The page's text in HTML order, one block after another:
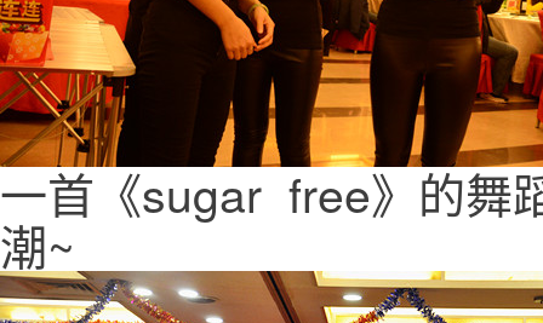
一首《sugar free》的舞
潮~